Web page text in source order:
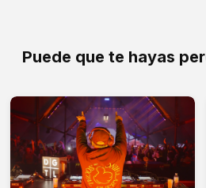
Puede que te hayas